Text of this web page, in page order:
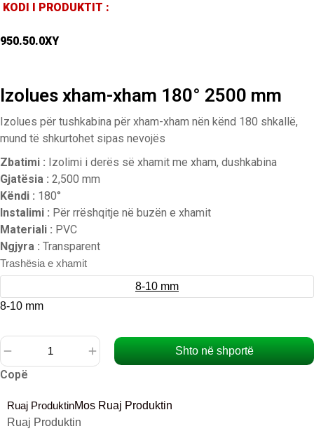
KODI I PRODUKTIT :
950.50.0XY
Izolues xham-xham 180° 2500 mm
Izolues për tushkabina për xham-xham nën kënd 180 shkallë,
mund të shkurtohet sipas nevojës
Zbatimi : Izolimi i derës së xhamit me xham, dushkabina
Gjatësia : 2,500 mm
Këndi : 180°
Instalimi : Për rrëshqitje në buzën e xhamit
Materiali : PVC
Ngjyra : Transparent
Trashësia e xhamit
8-10 mm
8-10 mm
Izolues
xham
180°
Shto në shportë
Copë
Ruaj ProduktinMos Ruaj Produktin
Ruaj Produktin